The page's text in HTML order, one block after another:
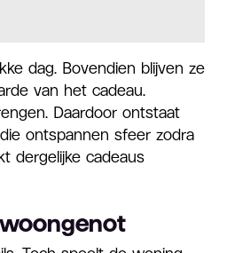
dag. Bovendien blijven ze
van het cadeau.
Daardoor ontstaat
ontspannen sfeer zodra
dergelijke cadeaus